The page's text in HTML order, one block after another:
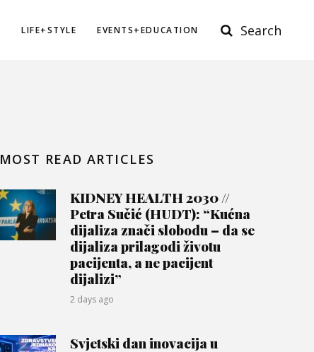
LIFE+STYLE EVENTS+EDUCATION Search
MOST READ ARTICLES
KIDNEY HEALTH 2030 //
Petra Sučić (HUDT): “Kućna
dijaliza znači slobodu – da se
dijaliza prilagodi životu
pacijenta, a ne pacijent
dijalizi”
2 days ago
Svjetski dan inovacija u